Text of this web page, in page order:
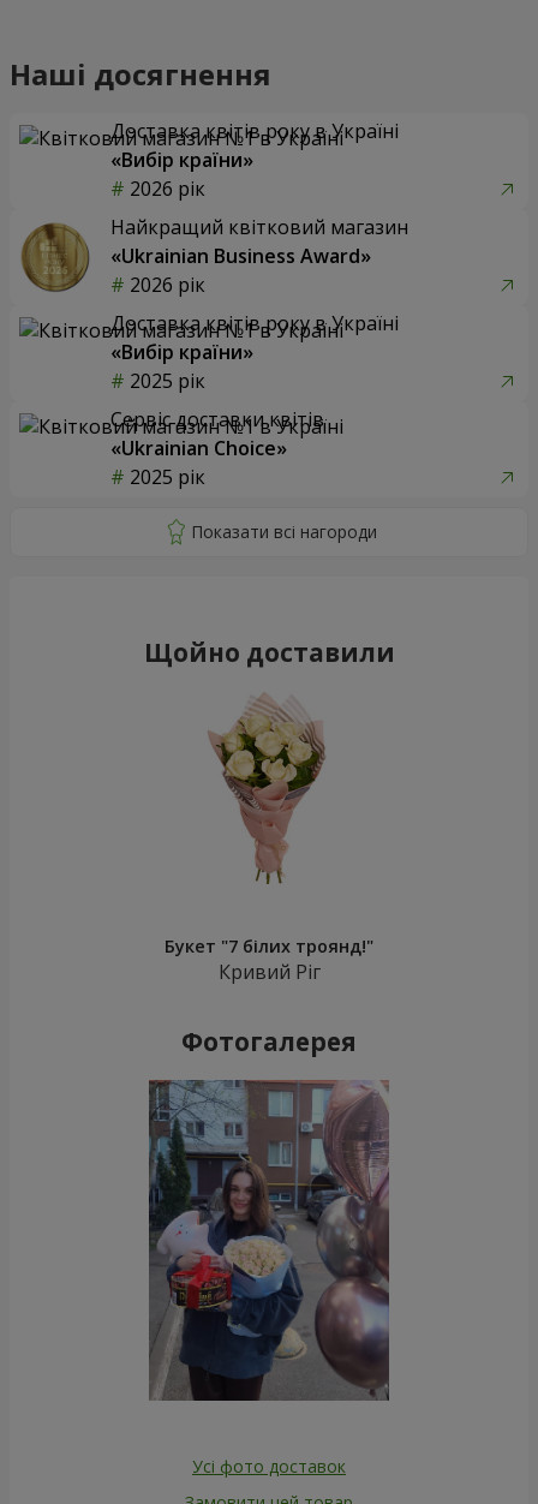
Наші досягнення
Доставка квітів року в Україні
«Вибір країни»
2026 рік
Найкращий квітковий магазин
«Ukrainian Business Award»
2026 рік
Доставка квітів року в Україні
«Вибір країни»
2025 рік
Сервіс доставки квітів
«Ukrainian Choice»
2025 рік
Щойно доставили
Букет "7 білих троянд!"
Кривий Ріг
Фотогалерея
Усі фото доставок